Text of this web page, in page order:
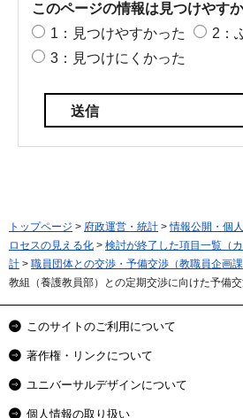
このページの情報は見つけやす
1：見つけやすかった
2：
3：見つけにくかった
トップページ > 府政運営・統計 >情報公開・個
ロセスの見える化 > 検討が終了した項目一覧（カ
計 > 職員団体との交渉・予備交渉（教職員企画課
教組（養護教員部）との定期交渉に向けた予備
このサイトのご利用について
著作権・リンクについて
ユニバーサルデザインについて
個人情報の取り扱い